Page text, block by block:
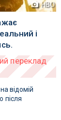
HBO
і
відомій
після